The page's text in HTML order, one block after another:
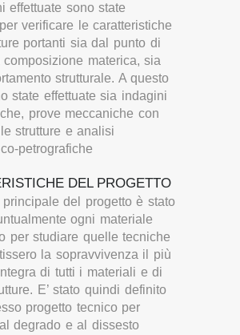
effettuate sono state
verificare le caratteristiche
portanti sia dal punto di
materica, sia
strutturale. A questo
state effettuate sia indagini
prove meccaniche con
strutture e analisi
petrografiche
DEL PROGETTO
principale del progetto è stato
ogni materiale
per studiare quelle tecniche
la sopravvivenza il più
di tutti i materiali e di
E’ stato quindi definito
progetto tecnico per
degrado e al dissesto